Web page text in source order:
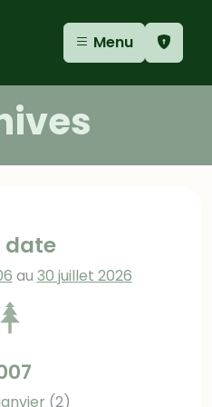
Menu
date
au 30 juillet 2026
(2)